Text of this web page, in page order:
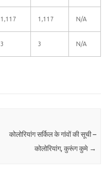
1,117 1,117 N/A
3 3 N/A
कोलोरियांग सर्किल के गांवों की सूची –
कोलोरियांग, कुरूंग कुमे →